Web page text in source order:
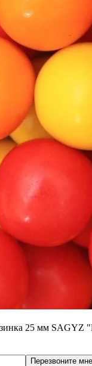
25 мм SAGYZ
Перезвоните мне